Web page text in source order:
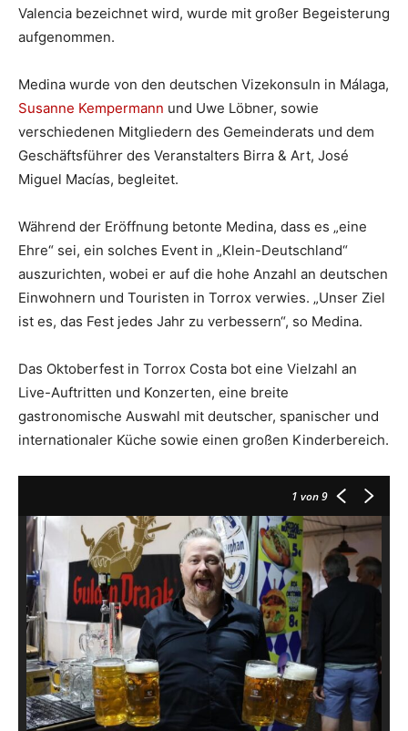
Valencia bezeichnet wird, wurde mit großer Begeisterung
aufgenommen.
Medina wurde von den deutschen Vizekonsuln in Málaga,
Susanne Kempermann und Uwe Löbner, sowie
verschiedenen Mitgliedern des Gemeinderats und dem
Geschäftsführer des Veranstalters Birra & Art, José
Miguel Macías, begleitet.
Während der Eröffnung betonte Medina, dass es „eine
Ehre“ sei, ein solches Event in „Klein-Deutschland“
auszurichten, wobei er auf die hohe Anzahl an deutschen
Einwohnern und Touristen in Torrox verwies. „Unser Ziel
ist es, das Fest jedes Jahr zu verbessern“, so Medina.
Das Oktoberfest in Torrox Costa bot eine Vielzahl an
Live-Auftritten und Konzerten, eine breite
gastronomische Auswahl mit deutscher, spanischer und
internationaler Küche sowie einen großen Kinderbereich.
1 von 9